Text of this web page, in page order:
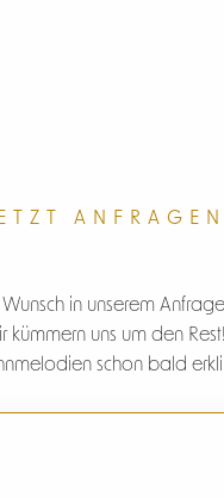
ANFRAGEN
in unserem
kümmern uns um den Rest!
schon bald